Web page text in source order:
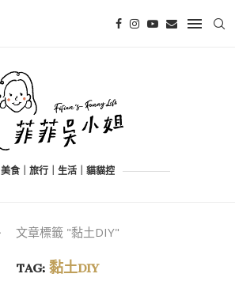
美食｜旅行｜生活｜貓貓控
文章標籤 "黏土DIY"
TAG:黏土DIY